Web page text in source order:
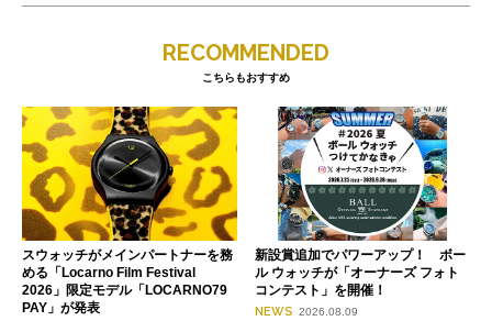
RECOMMENDED
こちらもおすすめ
スウォッチがメインパートナーを務
める「Locarno Film Festival
2026」限定モデル「LOCARNO79
PAY」が発表
新設賞追加でパワーアップ！ ボー
ル ウォッチが「オーナーズ フォト
コンテスト」を開催！
NEWS 2026.08.09